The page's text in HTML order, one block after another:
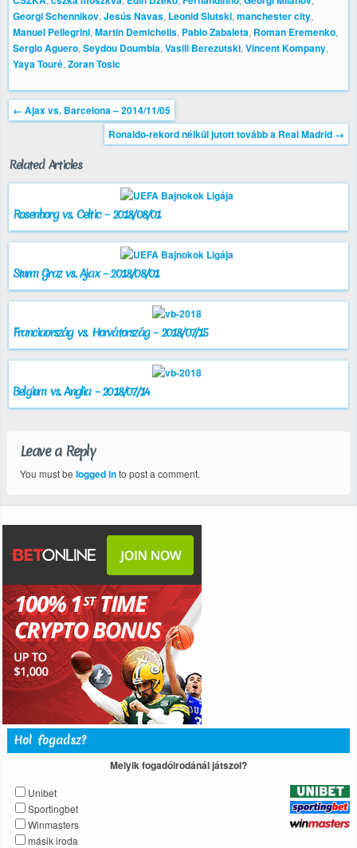
Georgi Schennikov, Jesús Navas, Leonid Slutski, manchester city,
Manuel Pellegrini, Martin Demichelis, Pablo Zabaleta, Roman Eremenko,
Sergio Aguero, Seydou Doumbia, Vasili Berezutski, Vincent Kompany,
Yaya Touré, Zoran Tosic
← Ajax vs. Barcelona – 2014/11/05
Ronaldo-rekord nélkül jutott tovább a Real Madrid →
Related Articles
Rosenborg vs. Celtic – 2018/08/01
Sturm Graz vs. Ajax – 2018/08/01
Franciaország vs. Horvátország – 2018/07/15
Belgium vs. Anglia – 2018/07/14
Leave a Reply
You must be logged into post a comment.
Hol fogadsz?
Melyik fogadóirodánál játszol?
Unibet
Sportingbet
Winmasters
másik iroda